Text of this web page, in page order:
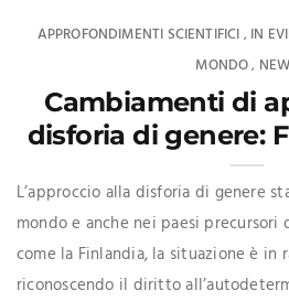
APPROFONDIMENTI SCIENTIFICI , IN
MONDO,
Cambiamenti di
disforia di genere:
L’approccio alla disforia di genere
mondo e anche nei paesi
come la Finlandia, la situazione è in
riconoscendo il diritto